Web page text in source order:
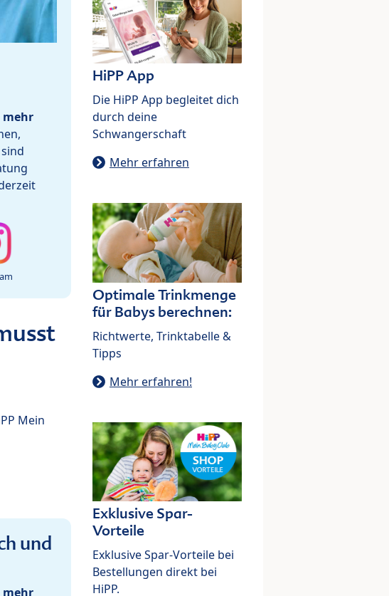
mehr
Mein
und
mehr
HiPP App
Die HiPP App begleitet dich
durch deine
Schwangerschaft
Mehr erfahren
Optimale Trinkmenge
für Babys berechnen:
Richtwerte, Trinktabelle &
Tipps
Mehr erfahren!
Exklusive Spar-
Vorteile
Exklusive Spar-Vorteile bei
Bestellungen direkt bei
HiPP.